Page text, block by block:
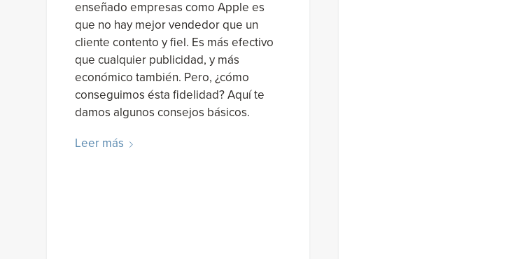
enseñado empresas como Apple es
que no hay mejor vendedor que un
cliente contento y fiel. Es más efectivo
que cualquier publicidad, y más
económico también. Pero, ¿cómo
conseguimos ésta fidelidad? Aquí te
damos algunos consejos básicos.
Leer más